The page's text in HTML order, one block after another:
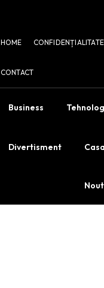
HOME CONFIDENȚIALITATE
CONTACT
Business
Divertisment